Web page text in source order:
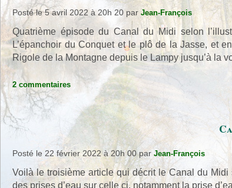
l’Illustration
Posté le 5 avril 2022 à 20h 20 par Jean-François
Quatrième épisode du Canal du Midi selon
L’épanchoir du Conquet et le plô de la Jasse, et
Rigole de la Montagne depuis le Lampy jusqu’à la
2 commentaires
Posté le 22 février 2022 à 20h 00par Jean-François
Voilà le troisième article qui décrit le Canal du
des prises d’eau sur celle ci, notamment la prise